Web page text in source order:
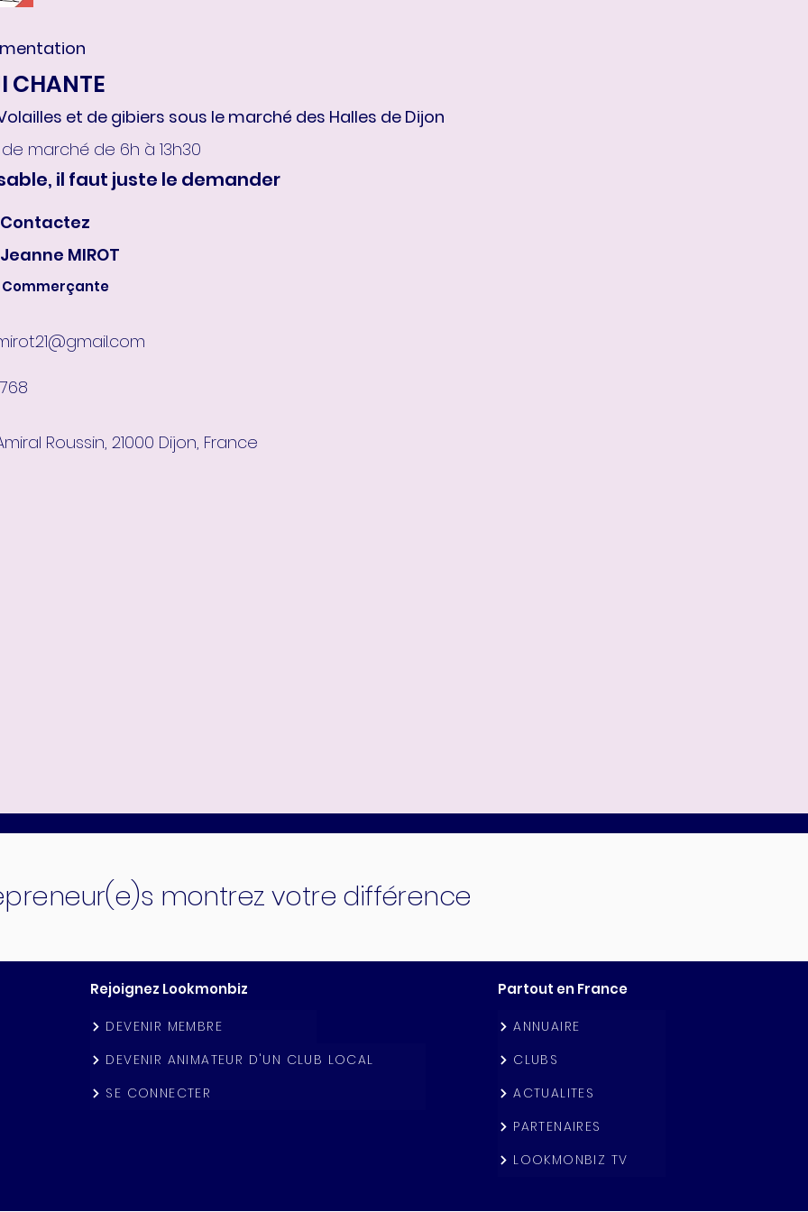
CHANTE
et de gibiers sous le marché des Halles de Dijon
marché de 6h à 13h30
il faut juste le demander
Contactez
Jeanne MIROT
Commerçante
Roussin, 21000 Dijon, France
montrez votre différence
Rejoignez Lookmonbiz
DEVENIR MEMBRE
DEVENIR ANIMATEUR D'UN CLUB LOCAL
SE CONNECTER
Partout en France
ANNUAIRE
CLUBS
ACTUALITES
PARTENAIRES
LOOKMONBIZ TV